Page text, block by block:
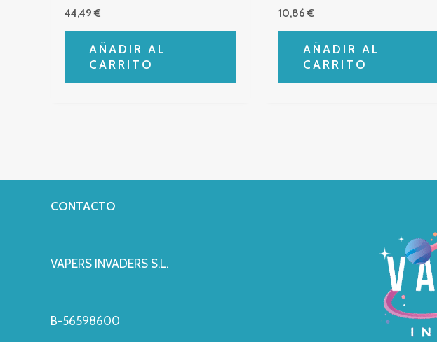
44,49€
AÑADIR AL
CARRITO
10,86€
AÑADIR AL
CARRITO
CONTACTO
VAPERS INVADERS S.L.
B-56598600